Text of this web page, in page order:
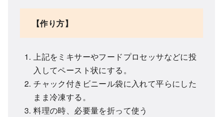
【作り方】
上記をミキサーやフードプロセッサなどに投
入してペースト状にする。
チャック付きビニール袋に入れて平らにした
まま冷凍する。
料理の時、必要量を折って使う